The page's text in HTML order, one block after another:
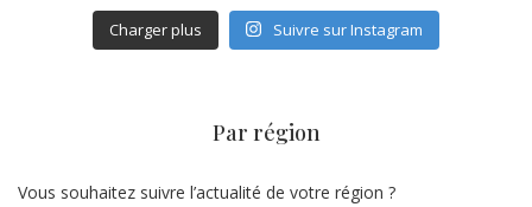
Charger plus Suivre sur Instagram
Par région
Vous souhaitez suivre l’actualité de votre région ?